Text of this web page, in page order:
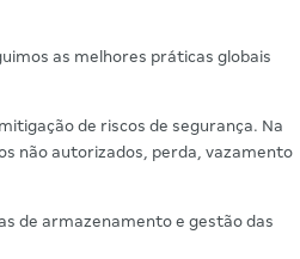
as melhores práticas globais
de riscos de segurança. Na
não autorizados, perda, vazamento
de armazenamento e gestão das